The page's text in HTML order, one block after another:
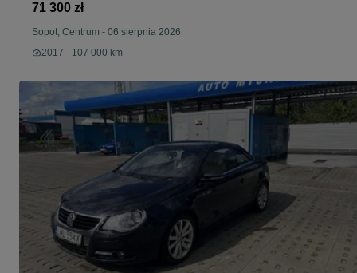
71 300 zł
Sopot, Centrum - 06 sierpnia 2026
2017 - 107 000 km